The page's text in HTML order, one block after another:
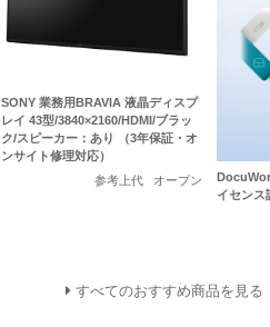
SONY 業務用BRAVIA 液晶ディスプ
レイ 43型/3840×2160/HDMI/ブラッ
ク/スピーカー：あり （3年保証・オ
ンサイト修理対応）
参考上代
オープン
イセンス
すべてのおすすめ商品を見る